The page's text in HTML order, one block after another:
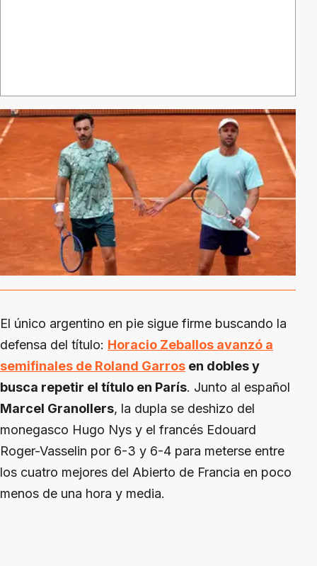
El único argentino en pie sigue firme buscando la
defensa del título: Horacio Zeballos avanzó a
semifinales de Roland Garros en dobles y
busca repetir el título en París. Junto al español
Marcel Granollers, la dupla se deshizo del
monegasco Hugo Nys y el francés Edouard
Roger-Vasselin por 6-3 y 6-4 para meterse entre
los cuatro mejores del Abierto de Francia en poco
menos de una hora y media.